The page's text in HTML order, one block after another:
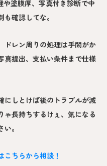
や塗膜厚、写真付き診断で中
確認してな。
ドレン周りの処理は手間がか
真提出、支払い条件まで仕様
にしとけば後のトラブルが減
ゃ長持ちするけぇ、気になる
。
ちらから相談！